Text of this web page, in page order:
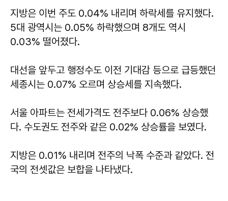
지방은 이번 주도 0.04% 내리며 하락세를 유지했다.
5대 광역시는 0.05% 하락했으며 8개도 역시
0.03% 떨어졌다.
대선을 앞두고 행정수도 이전 기대감 등으로 급등했던
세종시는 0.07% 오르며 상승세를 지속했다.
서울 아파트는 전세가격도 전주보다 0.06% 상승했
다. 수도권도 전주와 같은 0.02% 상승률을 보였다.
지방은 0.01% 내리며 전주의 낙폭 수준과 같았다. 전
국의 전셋값은 보합을 나타냈다.